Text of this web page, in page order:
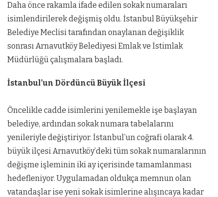
Daha önce rakamla ifade edilen sokak numaraları
isimlendirilerek değişmiş oldu. İstanbul Büyükşehir
Belediye Meclisi tarafından onaylanan değişiklik
sonrası Arnavutköy Belediyesi Emlak ve İstimlak
Müdürlüğü çalışmalara başladı.
İstanbul’un Dördüncü Büyük İlçesi
Öncelikle cadde isimlerini yenilemekle işe başlayan
belediye, ardından sokak numara tabelalarını
yenileriyle değiştiriyor. İstanbul’un coğrafi olarak 4.
büyük ilçesi Arnavutköy’deki tüm sokak numaralarının
değişme işleminin iki ay içerisinde tamamlanması
hedefleniyor. Uygulamadan oldukça memnun olan
vatandaşlar ise yeni sokak isimlerine alışıncaya kadar